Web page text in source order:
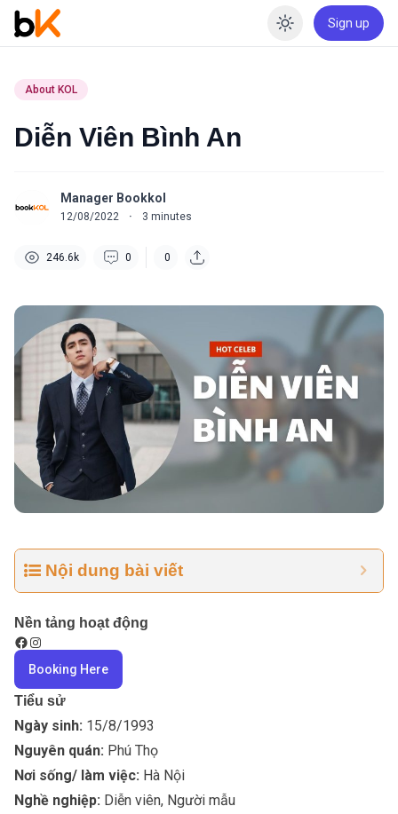
Enable
Sign up
About KOL
Diễn Viên Bình An
Manager Bookkol
12/08/2022 · 3 minutes
246.6k 0 0
Nội dung bài viết
Nền tảng hoạt động
Booking Here
Tiểu sử
Ngày sinh: 15/8/1993
Nguyên quán: Phú Thọ
Nơi sống/ làm việc: Hà Nội
Nghề nghiệp: Diễn viên, Người mẫu